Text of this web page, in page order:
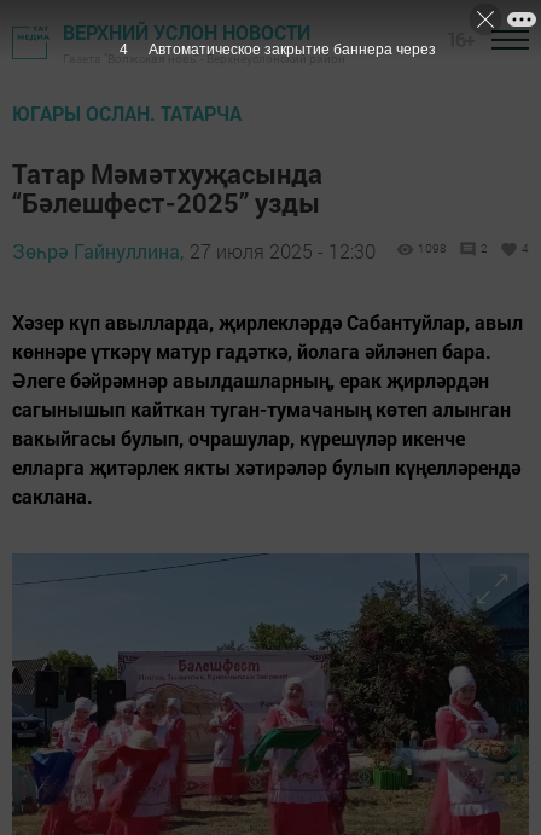
ВЕРХНИЙ УСЛОН НОВОСТИ
Газета "Волжская новь" - Верхнеуслонский район
ЮГАРЫ ОСЛАН. ТАТАРЧА
Татар Мәмәтхуҗасында
“Бәлешфест-2025” узды
Зөһрә Гайнуллина, 27 июля 2025 - 12:30 1098 2 4
Хәзер күп авылларда, җирлекләрдә Сабантуйлар, авыл
көннәре үткәрү матур гадәткә, йолага әйләнеп бара.
Әлеге бәйрәмнәр авылдашларның, ерак җирләрдән
сагынышып кайткан туган-тумачаның көтеп алынган
вакыйгасы булып, очрашулар, күрешүләр икенче
елларга җитәрлек якты хәтирәләр булып күңелләрендә
саклана.
3 Автоматическое закрытие баннера через